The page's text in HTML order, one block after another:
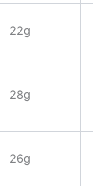
22g
28g
26g